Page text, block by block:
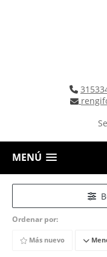
MENÚ
Ordenar por:
Más nuevo